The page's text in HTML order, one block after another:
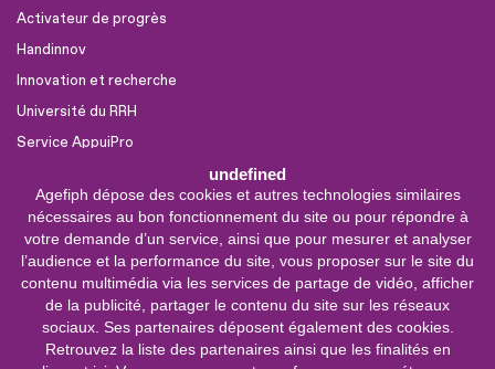
undefined
Agefiph dépose des cookies et autres technologies similaires
nécessaires au bon fonctionnement du site ou pour répondre à
votre demande d’un service, ainsi que pour mesurer et analyser
l’audience et la performance du site, vous proposer sur le site du
contenu multimédia via les services de partage de vidéo, afficher
de la publicité, partager le contenu du site sur les réseaux
sociaux. Ses partenaires déposent également des cookies.
Retrouvez la liste des partenaires ainsi que les finalités en
Activateur de progrès
Handinnov
Innovation et recherche
Université du RRH
Service AppuiPro
Nous suivre
Youtube
Linkedin
Facebook